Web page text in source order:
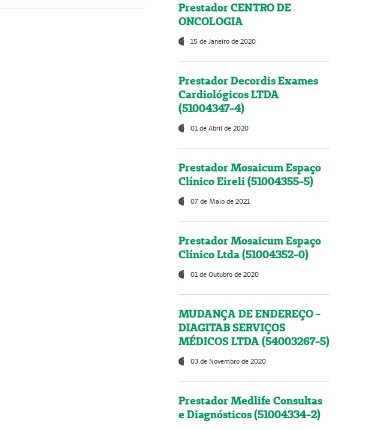
Prestador CENTRO DE
ONCOLOGIA
15 de Janeiro de 2020
Prestador Decordis Exames
Cardiológicos LTDA
(51004347-4)
01 de Abril de 2020
Prestador Mosaicum Espaço
Clínico Eireli (51004355-5)
07 de Maio de 2021
Prestador Mosaicum Espaço
Clínico Ltda (51004352-0)
01 de Outubro de 2020
MUDANÇA DE ENDEREÇO -
DIAGITAB SERVIÇOS
MÉDICOS LTDA (54003267-5)
03 de Novembro de 2020
Prestador Medlife Consultas
e Diagnósticos (51004334-2)